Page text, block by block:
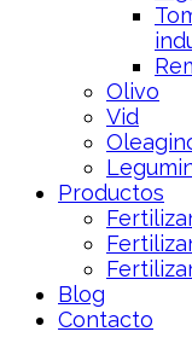
Olivo
Vid
Productos
Blog
Contacto